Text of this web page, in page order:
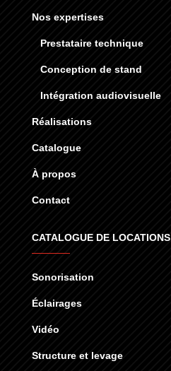
Nos expertises
Prestataire technique
Conception de stand
Intégration audiovisuelle
Réalisations
Catalogue
À propos
Contact
CATALOGUE DE LOCATIONS
Sonorisation
Éclairages
Vidéo
Structure et levage